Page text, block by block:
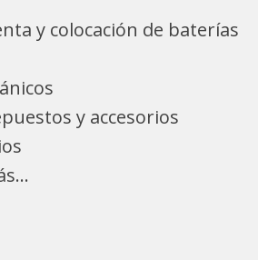
y colocación de baterías
y accesorios